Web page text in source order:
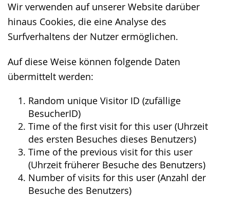
Wir verwenden auf unserer Website darüber
hinaus Cookies, die eine Analyse des
Surfverhaltens der Nutzer ermöglichen.
Auf diese Weise können folgende Daten
übermittelt werden:
Random unique Visitor ID (zufällige
BesucherID)
Time of the first visit for this user (Uhrzeit
des ersten Besuches dieses Benutzers)
Time of the previous visit for this user
(Uhrzeit früherer Besuche des Benutzers)
Number of visits for this user (Anzahl der
Besuche des Benutzers)